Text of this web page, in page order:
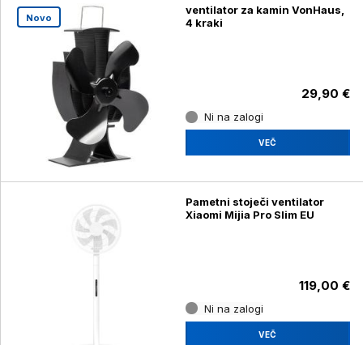
Novo
ventilator za kamin VonHaus,
4 kraki
29,90 €
Ni na zalogi
VEČ
Pametni stoječi ventilator
Xiaomi Mijia Pro Slim EU
119,00 €
Ni na zalogi
VEČ